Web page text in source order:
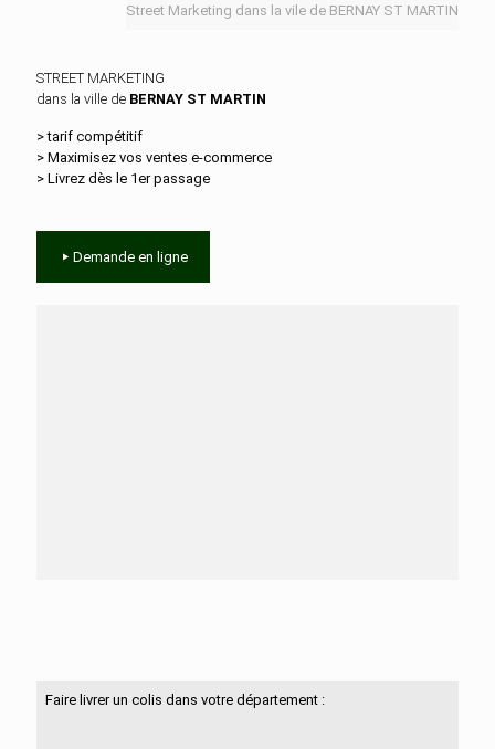
Street Marketing dans la vile de BERNAY ST MARTIN
STREET MARKETING
dans la ville de BERNAY ST MARTIN
> tarif compétitif
> Maximisez vos ventes e‑commerce
> Livrez dès le 1er passage
Demande en ligne
Faire livrer un colis dans votre département :